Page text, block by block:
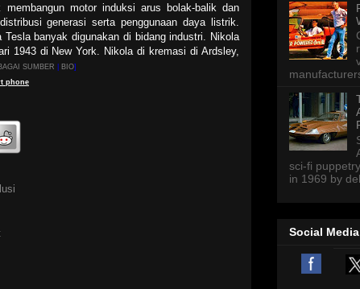
motor induksi arus bolak-balik dan
generasi serta penggunaan daya listrik.
banyak digunakan di bidang industri. Nikola
1943 di New York. Nikola di kremasi di Ardsley,
SUMBER BIO]
phone
sci-fi
in 1969 by
Social Media